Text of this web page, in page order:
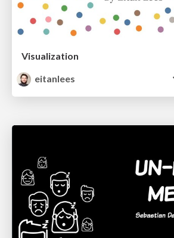
Visualization
eitanlees